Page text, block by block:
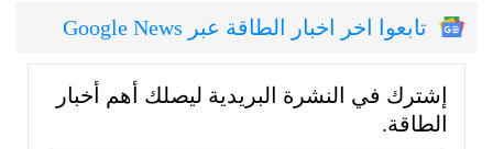
تابعوا اخر اخبار الطاقة عبر Google News
إشترك في النشرة البريدية ليصلك أهم أخبار
الطاقة.